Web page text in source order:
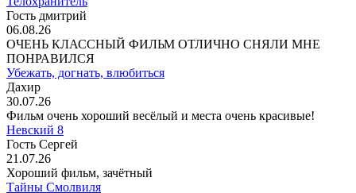
Гость дмитрий
06.08.26
ОЧЕНЬ КЛАССНЫЙ ФИЛЬМ ОТЛИЧНО СНЯЛИ МНЕ
ПОНРАВИЛСЯ
Убежать, догнать, влюбиться
Дахир
30.07.26
Фильм очень хороший весёлый и места очень красивые!
Невский 8
Гость Сергей
21.07.26
Хороший фильм, зачётный
Тайны Смолвиля